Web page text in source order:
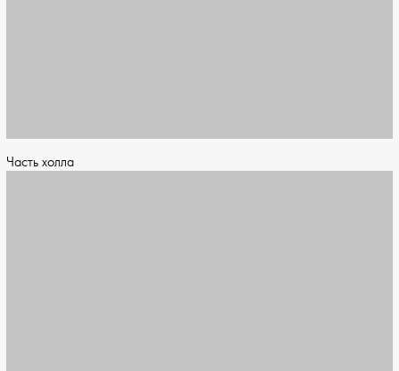
Часть холла